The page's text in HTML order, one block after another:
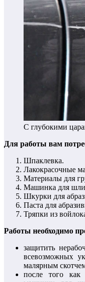
С глубокими
Для работы вам
Шпаклевка.
Лакокрасочные
Материалы для
Машинка для
Шкурки для
Паста для
Тряпки из
Работы необходимо
защитить
всевозможных
малярным
после того как